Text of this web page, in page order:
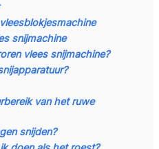
snijmachine
vlees snijmachine?
van het ruwe
snijden?